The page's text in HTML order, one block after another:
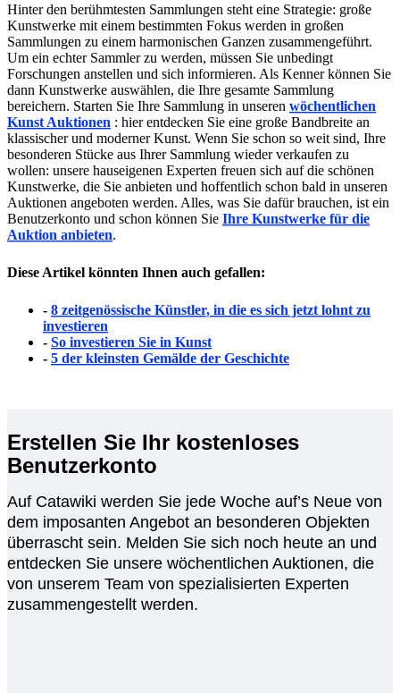
Hinter den berühmtesten Sammlungen steht eine Strategie: große
Kunstwerke mit einem bestimmten Fokus werden in großen
Sammlungen zu einem harmonischen Ganzen zusammengeführt.
Um ein echter Sammler zu werden, müssen Sie unbedingt
Forschungen anstellen und sich informieren. Als Kenner können Sie
dann Kunstwerke auswählen, die Ihre gesamte Sammlung
bereichern. Starten Sie Ihre Sammlung in unseren wöchentlichen
Kunst Auktionen : hier entdecken Sie eine große Bandbreite an
klassischer und moderner Kunst. Wenn Sie schon so weit sind, Ihre
besonderen Stücke aus Ihrer Sammlung wieder verkaufen zu
wollen: unsere hauseigenen Experten freuen sich auf die schönen
Kunstwerke, die Sie anbieten und hoffentlich schon bald in unseren
Auktionen angeboten werden. Alles, was Sie dafür brauchen, ist ein
Benutzerkonto und schon können Sie Ihre Kunstwerke für die
Auktion anbieten.
Diese Artikel könnten Ihnen auch gefallen:
- 8 zeitgenössische Künstler, in die es sich jetzt lohnt zu
investieren
- So investieren Sie in Kunst
- 5 der kleinsten Gemälde der Geschichte
Erstellen Sie Ihr kostenloses
Benutzerkonto
Auf Catawiki werden Sie jede Woche auf’s Neue von
dem imposanten Angebot an besonderen Objekten
überrascht sein. Melden Sie sich noch heute an und
entdecken Sie unsere wöchentlichen Auktionen, die
von unserem Team von spezialisierten Experten
zusammengestellt werden.